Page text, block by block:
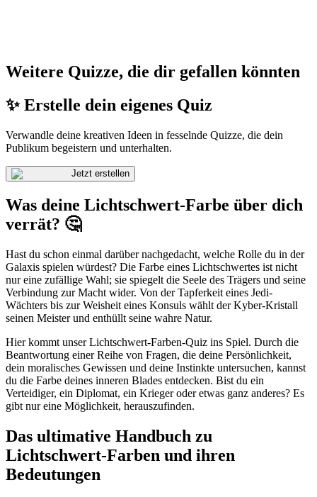
Weitere Quizze, die dir gefallen könnten
✨ Erstelle dein eigenes Quiz
Verwandle deine kreativen Ideen in fesselnde Quizze, die dein
Publikum begeistern und unterhalten.
Jetzt erstellen
Was deine Lichtschwert-Farbe über dich
verrät? 🤔
Hast du schon einmal darüber nachgedacht, welche Rolle du in der
Galaxis spielen würdest? Die Farbe eines Lichtschwertes ist nicht
nur eine zufällige Wahl; sie spiegelt die Seele des Trägers und seine
Verbindung zur Macht wider. Von der Tapferkeit eines Jedi-
Wächters bis zur Weisheit eines Konsuls wählt der Kyber-Kristall
seinen Meister und enthüllt seine wahre Natur.
Hier kommt unser Lichtschwert-Farben-Quiz ins Spiel. Durch die
Beantwortung einer Reihe von Fragen, die deine Persönlichkeit,
dein moralisches Gewissen und deine Instinkte untersuchen, kannst
du die Farbe deines inneren Blades entdecken. Bist du ein
Verteidiger, ein Diplomat, ein Krieger oder etwas ganz anderes? Es
gibt nur eine Möglichkeit, herauszufinden.
Das ultimative Handbuch zu
Lichtschwert-Farben und ihren
Bedeutungen